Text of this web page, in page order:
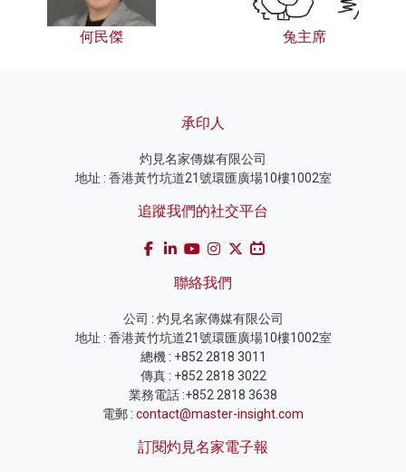
何民傑 兔主席
承印人
灼見名家傳媒有限公司
地址 : 香港黃竹坑道21號環匯廣場10樓1002室
追蹤我們的社交平台
聯絡我們
公司 : 灼見名家傳媒有限公司
地址 : 香港黃竹坑道21號環匯廣場10樓1002室
總機 : +852 2818 3011
傳真 : +852 2818 3022
業務電話 :+852 2818 3638
電郵 : contact@master-insight.com
訂閱灼見名家電子報